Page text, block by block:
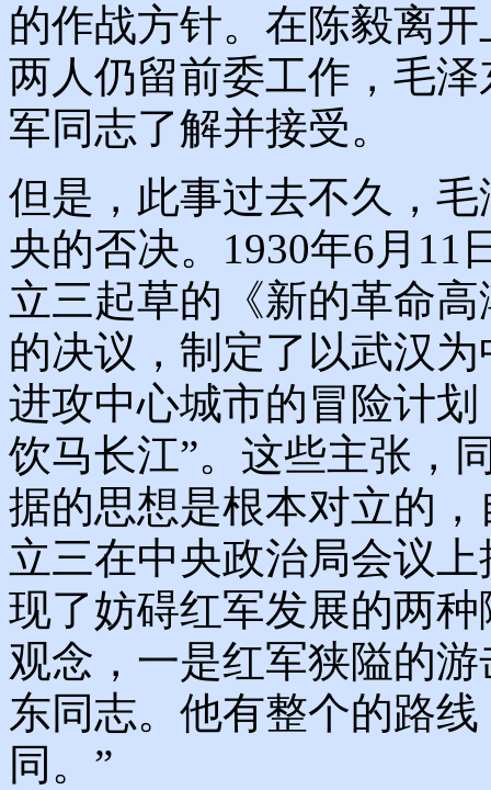
的作战方针。在陈毅离
两人仍留前委工作，毛
军同志了解并接受。
但是，此事过去不久，
央的否决。1930年6月11
立三起草的《新的革命
的决议，制定了以武汉
进攻中心城市的冒险计
饮马长江”。这些主张，
据的思想是根本对立的
立三在中央政治局会议
现了妨碍红军发展的两
观念，一是红军狭隘的
东同志。他有整个的路
同。”